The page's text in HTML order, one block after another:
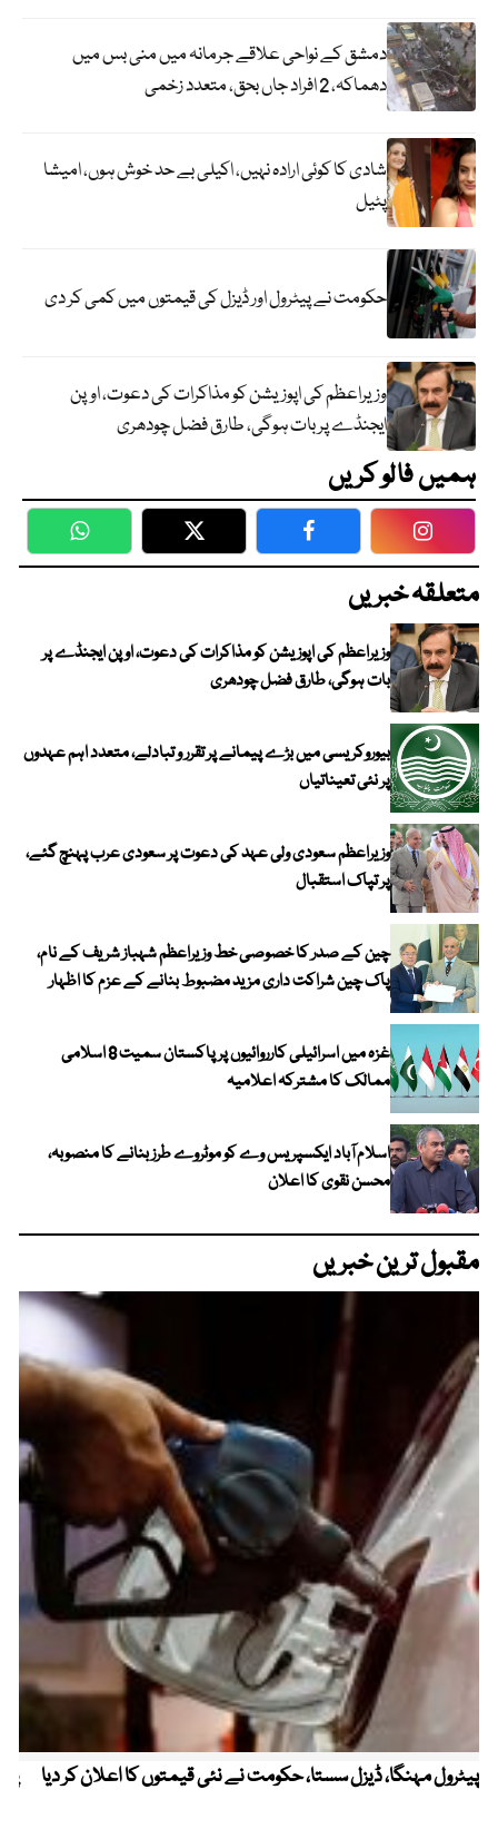
دمشق کے نواحی علاقے جرمانہ میں منی بس میں
دھماکہ، 2 افراد جاں بحق، متعدد زخمی
شادی کا کوئی ارادہ نہیں، اکیلی بے حد خوش ہوں، امیشا
پٹیل
حکومت نے پیٹرول اور ڈیزل کی قیمتوں میں کمی کر دی
وزیراعظم کی اپوزیشن کو مذاکرات کی دعوت، اوپن
ایجنڈے پر بات ہوگی، طارق فضل چودھری
ہمیں فالو کریں
WhatsApp Twitter Facebook
متعلقہ خبریں
وزیراعظم کی اپوزیشن کو مذاکرات کی دعوت، اوپن ایجنڈے پر
بات ہوگی، طارق فضل چودھری
بیوروکریسی میں بڑے پیمانے پر تقرر و تبادلے، متعدد اہم عہدوں
پر نئی تعیناتیاں
وزیراعظم سعودی ولی عہد کی دعوت پر سعودی عرب پہنچ گئے،
پر تپاک استقبال
چین کے صدر کا خصوصی خط وزیراعظم شہباز شریف کے نام،
پاک چین شراکت داری مزید مضبوط بنانے کے عزم کا اظہار
غزہ میں اسرائیلی کارروائیوں پر پاکستان سمیت 8 اسلامی
ممالک کا مشترکہ اعلامیہ
اسلام آباد ایکسپریس وے کو موٹروے طرز بنانے کا منصوبہ،
محسن نقوی کا اعلان
مقبول ترین خبریں
پیٹرول مہنگا، ڈیزل سستا، حکومت نے نئی قیمتوں کا اعلان کر دیا